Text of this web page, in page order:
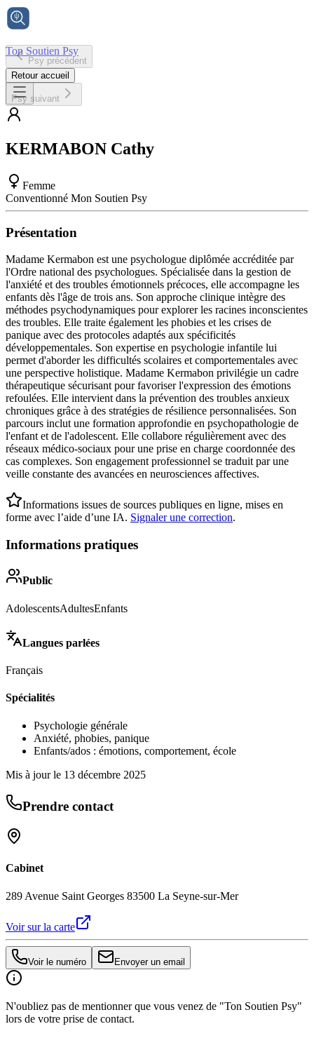
Ton Soutien Psy
Accueil
Psy précédent
Retour accueil
Psy suivant
KERMABON Cathy
Femme
Conventionné Mon Soutien Psy
Présentation
Madame Kermabon est une psychologue diplômée accréditée par
l'Ordre national des psychologues. Spécialisée dans la gestion de
l'anxiété et des troubles émotionnels précoces, elle accompagne les
enfants dès l'âge de trois ans. Son approche clinique intègre des
méthodes psychodynamiques pour explorer les racines inconscientes
des troubles. Elle traite également les phobies et les crises de
panique avec des protocoles adaptés aux spécificités
développementales. Son expertise en psychologie infantile lui
permet d'aborder les difficultés scolaires et comportementales avec
une perspective holistique. Madame Kermabon privilégie un cadre
thérapeutique sécurisant pour favoriser l'expression des émotions
refoulées. Elle intervient dans la prévention des troubles anxieux
chroniques grâce à des stratégies de résilience personnalisées. Son
parcours inclut une formation approfondie en psychopathologie de
l'enfant et de l'adolescent. Elle collabore régulièrement avec des
réseaux médico-sociaux pour une prise en charge coordonnée des
cas complexes. Son engagement professionnel se traduit par une
veille constante des avancées en neurosciences affectives.
Informations issues de sources publiques en ligne, mises en
forme avec l’aide d’une IA. Signaler une correction.
Informations pratiques
Public
AdolescentsAdultesEnfants
Langues parlées
Français
Spécialités
Psychologie générale
Anxiété, phobies, panique
Enfants/ados : émotions, comportement, école
Mis à jour le 13 décembre 2025
Prendre contact
Cabinet
289 Avenue Saint Georges 83500 La Seyne-sur-Mer
Voir sur la carte
Voir le numéro Envoyer un email
N'oubliez pas de mentionner que vous venez de "Ton Soutien Psy"
lors de votre prise de contact.